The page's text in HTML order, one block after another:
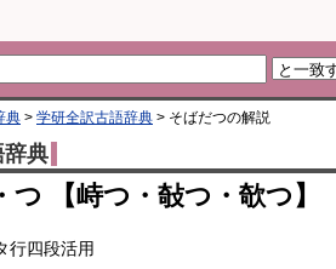
典 > 学研全訳古語辞典 > そばだつの解説
辞典
つ 【峙つ・敧つ・欹つ】
行四段活用